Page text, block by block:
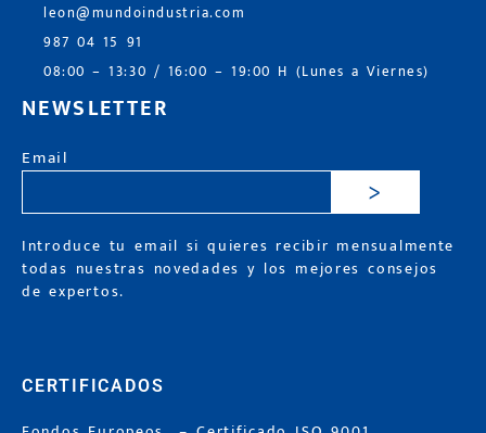
leon@mundoindustria.com
987 04 15 91
08:00 – 13:30 / 16:00 – 19:00 H (Lunes a Viernes)
NEWSLETTER
Email
>
Introduce tu email si quieres recibir mensualmente
todas nuestras novedades y los mejores consejos
de expertos.
CERTIFICADOS